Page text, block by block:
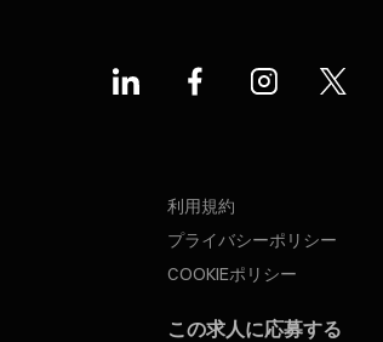
利用規約
プライバシーポリシー
COOKIEポリシー
この求人に応募する